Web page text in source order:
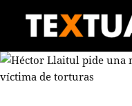
TEXTUAL